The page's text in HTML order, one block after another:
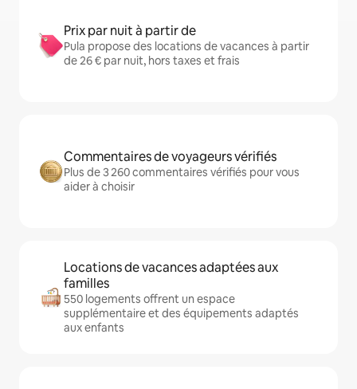
Prix par nuit à partir de
Pula propose des locations de vacances à partir
de 26 € par nuit, hors taxes et frais
Commentaires de voyageurs vérifiés
Plus de 3 260 commentaires vérifiés pour vous
aider à choisir
Locations de vacances adaptées aux
familles
550 logements offrent un espace
supplémentaire et des équipements adaptés
aux enfants